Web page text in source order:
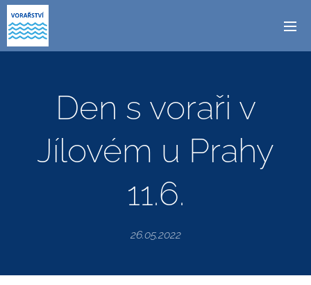
Den s voraři v
Jílovém u Prahy
11.6.
26.05.2022